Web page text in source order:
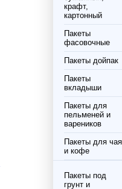
крафт,
картонный
Пакеты
фасовочные
Пакеты дойпак
Пакеты
вкладыши
Пакеты для
пельменей и
вареников
Пакеты для чая
и кофе
Пакеты под
грунт и